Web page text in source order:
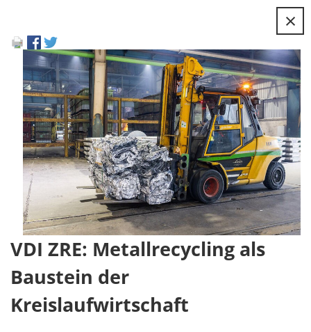
×
VDI ZRE: Metallrecycling als
Baustein der
Kreislaufwirtschaft